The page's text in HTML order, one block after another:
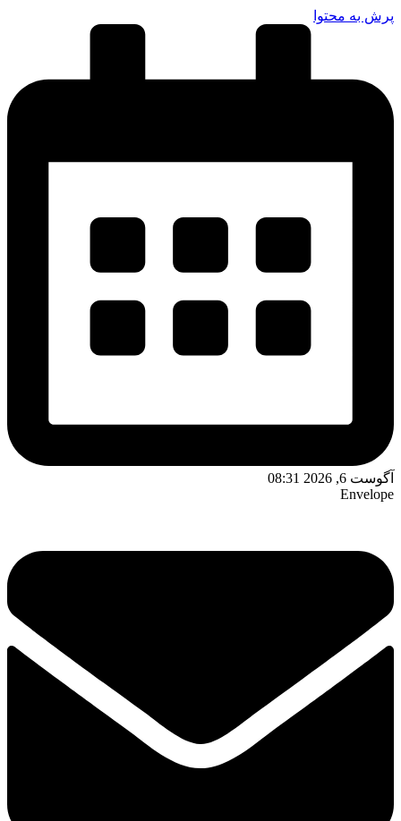
پرش به محتوا
آگوست 6, 2026 08:31
Envelope